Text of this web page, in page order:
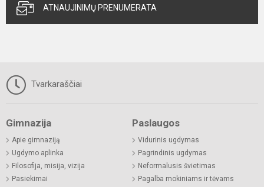
ATNAUJINIMŲ PRENUMERATA
Tvarkaraščiai
Gimnazija
Apie gimnaziją
Ugdymo aplinka
Filosofija, misija, vizija
Pasiekimai
Paslaugos
Vidurinis ugdymas
Pagrindinis ugdymas
Neformalusis švietimas
Pagalba mokiniams ir tėvams